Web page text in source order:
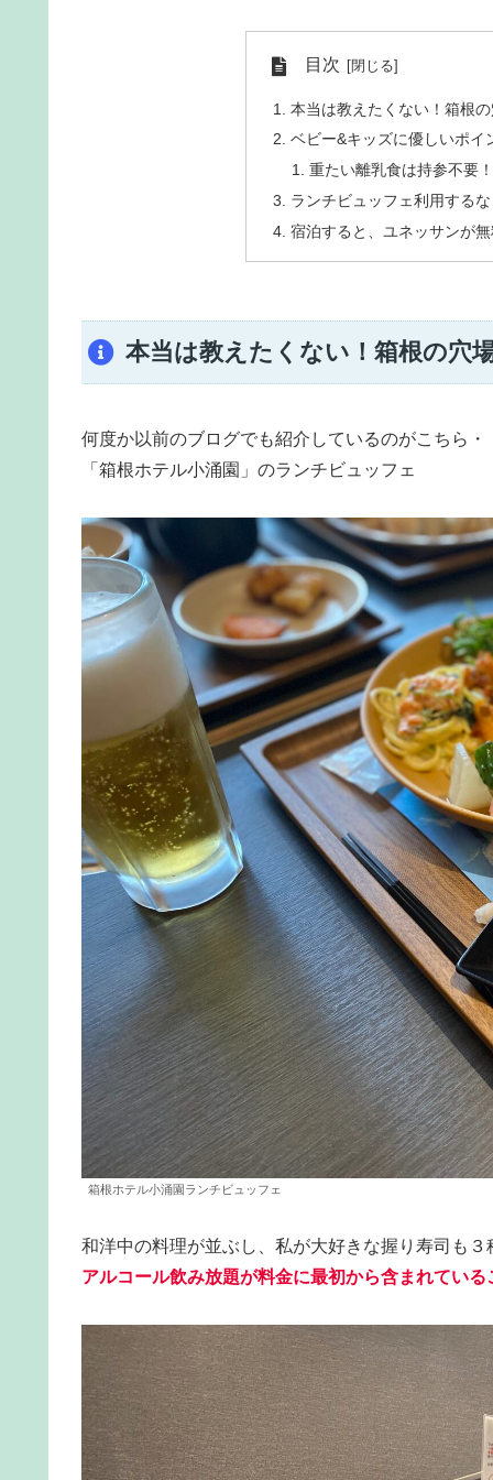
目次
本当は教えたくない！箱根
ベビー&キッズに優しいポイ
重たい離乳食は持参不要
ランチビュッフェ利用する
宿泊すると、ユネッサンが
本当は教えたくない！箱根の穴
何度か以前のブログでも紹介しているのがこちら・
「箱根ホテル小涌園」のランチビュッフェ
箱根ホテル小涌園ランチビュッフェ
和洋中の料理が並ぶし、私が大好きな握り寿司も
アルコール飲み放題が料金に最初から含まれている